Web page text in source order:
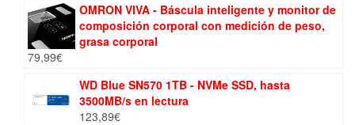
OMRON VIVA - Báscula inteligente y monitor de
composición corporal con medición de peso,
grasa corporal
79,99€
WD Blue SN570 1TB - NVMe SSD, hasta
3500MB/s en lectura
123,89€